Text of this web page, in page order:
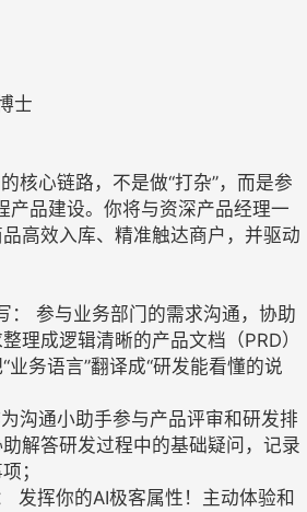
士
核心链路，不是做“打杂”，而是参
产品建设。你将与资深产品经理一
高效入库、精准触达商户，并驱动
： 参与业务部门的需求沟通，协助
理成逻辑清晰的产品文档（PRD）
业务语言”翻译成“研发能看懂的说
沟通小助手参与产品评审和研发排
解答研发过程中的基础疑问，记录
；
发挥你的AI极客属性！主动体验和